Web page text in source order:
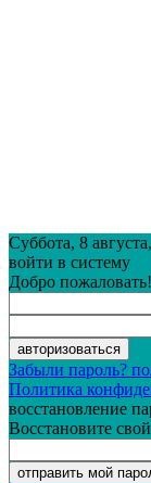
Суббота, 8
войти в систему
Добро
Забыли пароль?
Политика
восстановление
Восстановите